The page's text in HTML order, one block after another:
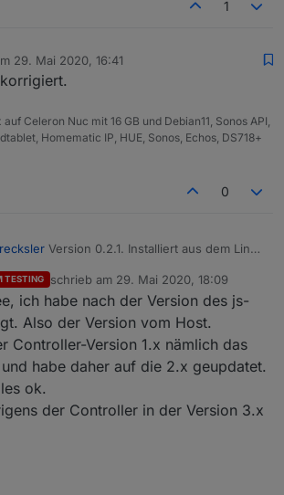
perfekt! Danke nochmals
1
29. Mai 2020, 16:41
von
Celeron Nuc mit 16 GB und Debian11, Sonos API,
Homematic IP, HUE, Sonos, Echos, DS718+
0
Version 0.2.1. Installiert aus dem Link
TESTING schrieb am 29. Mai 2020, 18:09
zuletzt editiert von
ich habe nach der Version des js-
Also der Version vom Host.
Controller-Version 1.x nämlich das
habe daher auf die 2.x geupdatet.
ok.
der Controller in der Version 3.x